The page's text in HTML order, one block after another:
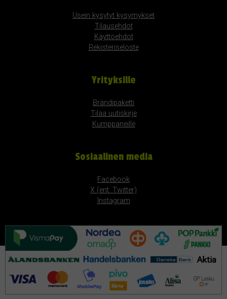
Usein kysytyt kysymykset
Tilausehdot
Käyttöehdot
Rekisteriseloste
Yrityksille
Brändipaketti
Tilaa uutiskirje
Kumppaneille
Sosiaalinen media
Facebook
X (ent. Twitter)
Instagram